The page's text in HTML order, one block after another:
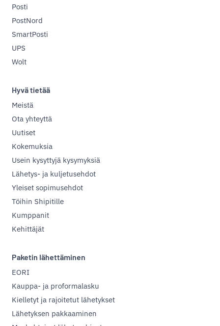
Posti
PostNord
SmartPosti
UPS
Wolt
Hyvä tietää
Meistä
Ota yhteyttä
Uutiset
Kokemuksia
Usein kysyttyjä kysymyksiä
Lähetys- ja kuljetusehdot
Yleiset sopimusehdot
Töihin Shipitille
Kumppanit
Kehittäjät
Paketin lähettäminen
EORI
Kauppa- ja proformalasku
Kielletyt ja rajoitetut lähetykset
Lähetyksen pakkaaminen